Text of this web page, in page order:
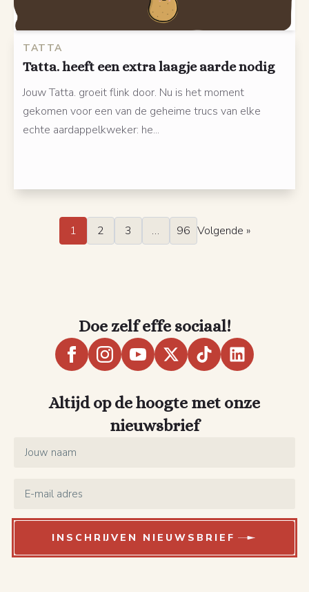
TATTA
Tatta. heeft een extra laagje aarde nodig
Jouw Tatta. groeit flink door. Nu is het moment
gekomen voor een van de geheime trucs van elke
echte aardappelkweker: he...
1 2 3 … 96 Volgende »
Doe zelf effe sociaal!
Altijd op de hoogte met onze
nieuwsbrief
INSCHRIJVEN NIEUWSBRIEF